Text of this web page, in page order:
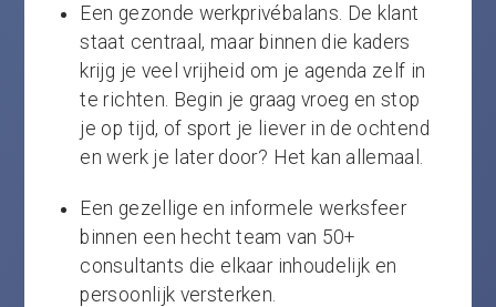
Een gezonde werkprivébalans. De klant
staat centraal, maar binnen die kaders
krijg je veel vrijheid om je agenda zelf in
te richten. Begin je graag vroeg en stop
je op tijd, of sport je liever in de ochtend
en werk je later door? Het kan allemaal.
Een gezellige en informele werksfeer
binnen een hecht team van 50+
consultants die elkaar inhoudelijk en
persoonlijk versterken.